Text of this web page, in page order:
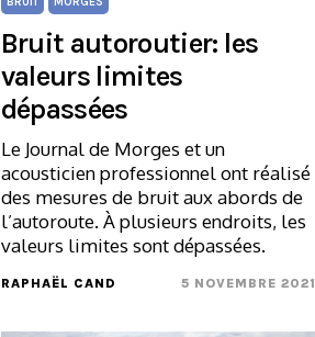
Bruit autoroutier: les
valeurs limites
dépassées
Le Journal de Morges et un
acousticien professionnel ont réalisé
des mesures de bruit aux abords de
l’autoroute. À plusieurs endroits, les
valeurs limites sont dépassées.
RAPHAËL CAND 5 NOVEMBRE 2021